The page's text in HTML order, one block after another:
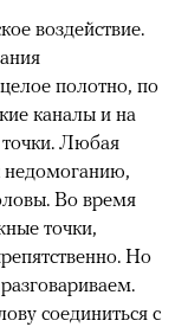
воздействие.
полотно, по
каналы и на
точки. Любая
недомоганию,
Во время
точки,
Но
соединиться с